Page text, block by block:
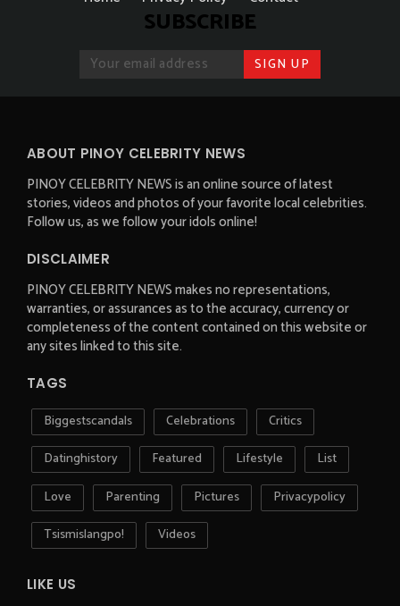
SUBSCRIBE
ABOUT PINOY CELEBRITY NEWS
PINOY CELEBRITY NEWS is an online source of latest
stories, videos and photos of your favorite local celebrities.
Follow us, as we follow your idols online!
DISCLAIMER
PINOY CELEBRITY NEWS makes no representations,
warranties, or assurances as to the accuracy, currency or
completeness of the content contained on this website or
any sites linked to this site.
TAGS
Biggestscandals Celebrations
Critics
Datinghistory
Featured Lifestyle
List
Love
Parenting Pictures
Privacypolicy
Tsismislangpo!
Videos
LIKE US